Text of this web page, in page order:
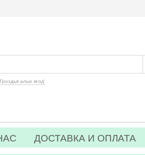
алых ягод'
ДОСТАВКА И ОПЛАТА